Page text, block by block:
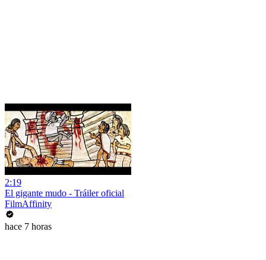
2:19
El gigante mudo - Tráiler oficial
FilmAffinity
hace 7 horas